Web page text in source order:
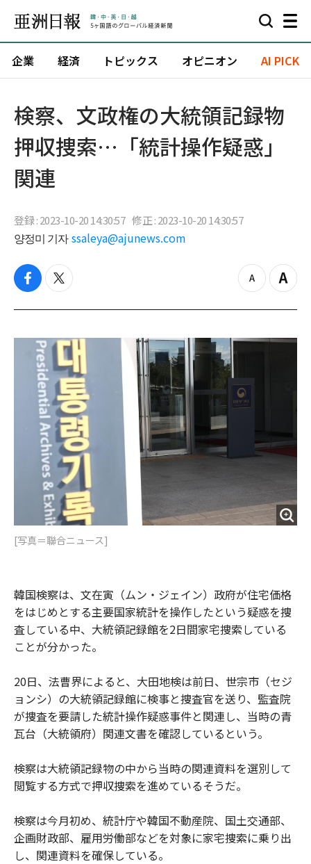
企業 経済 トピックス オピニオン AI PICK
検察、文政権の大統領記録物
押収捜索…「統計操作疑惑」
関連
登録 : 2023-10-20 14:30:57 修正 : 2023-10-20 14:30:57
양정미 기자 ssaleya@ajunews.com
f
c
b
t
i
t
e
r
z
o
o
Z
o
i
[写真＝聯合ニュース]
韓国検察は、文在寅（ムン・ジェイン）政府が住宅価格
をはじめとする主要国家統計を操作したという疑惑を捜
査している中、大統領記録館を2日間家宅捜索している
ことが分かった。
20日、法曹界によると、大田地検は前日、世宗市（セジ
ョンシ）の大統領記録館に検事と捜査官を送り、監査院
が捜査を要請した統計操作疑惑事件と関連し、当時の青
瓦台（大統領府）関連文書を確認しているという。
検察は大統領記録物の中から当時の関連資料を選別して
閲覧する方式で押収捜索を進めているそうだ。
検察は今月初め、統計庁や韓国不動産院、国土交通部、
企画財政部、雇用労働部などを対象に家宅捜索に乗り出
し、関連資料を確保している。